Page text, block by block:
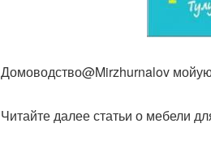
Домоводство@Mirzhurnalov
Читайте далее статьи о мебели